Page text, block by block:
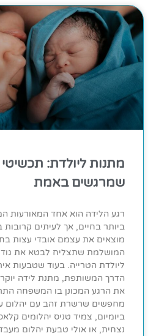
מתנות ליולדת: תכשיטי
שמרגשים באמת
רגע הלידה הוא אחד המאורעות
ביותר בחיים, אך לעיתים קרובות
מוצאים את עצמם אובדי עצות
המושלמת שתצליח לבטא את
ליולדת הטרייה. בעוד שטבעות
הדרך המשותפת, מתנת לידה
את הרגע המכונן בו המשפחה
מחפשים שרשרת זהב עם יהלום
ביומיום, צמיד טניס יהלומים
נצחית, או אולי טבעת יהלום